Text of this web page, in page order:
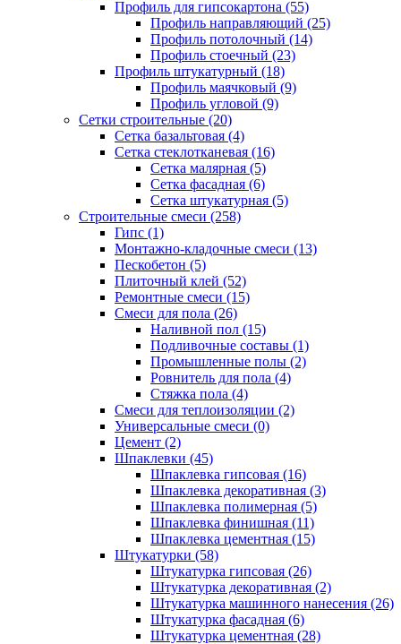
Профиль для гипсокартона (55)
Профиль направляющий (25)
Профиль потолочный (14)
Профиль стоечный (23)
Профиль штукатурный (18)
Профиль маячковый (9)
Профиль угловой (9)
Сетки строительные (20)
Сетка базальтовая (4)
Сетка стеклотканевая (16)
Сетка малярная (5)
Сетка фасадная (6)
Сетка штукатурная (5)
Строительные смеси (258)
Гипс (1)
Монтажно-кладочные смеси (13)
Пескобетон (5)
Плиточный клей (52)
Ремонтные смеси (15)
Смеси для пола (26)
Наливной пол (15)
Подливочные составы (1)
Промышленные полы (2)
Ровнитель для пола (4)
Стяжка пола (4)
Смеси для теплоизоляции (2)
Универсальные смеси (0)
Цемент (2)
Шпаклевки (45)
Шпаклевка гипсовая (16)
Шпаклевка декоративная (3)
Шпаклевка полимерная (5)
Шпаклевка финишная (11)
Шпаклевка цементная (15)
Штукатурки (58)
Штукатурка гипсовая (26)
Штукатурка декоративная (2)
Штукатурка машинного нанесения (26)
Штукатурка фасадная (6)
Штукатурка цементная (28)